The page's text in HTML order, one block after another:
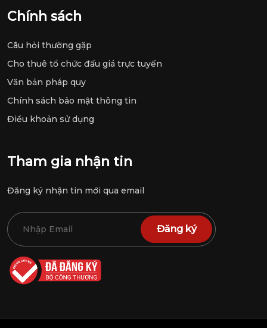
Chính sách
Câu hỏi thường gặp
Cho thuê tổ chức đấu giá trực tuyến
Văn bản pháp quy
Chính sách bảo mật thông tin
Điều khoản sử dụng
Tham gia nhận tin
Đăng ký nhận tin mới qua email
Đăng ký